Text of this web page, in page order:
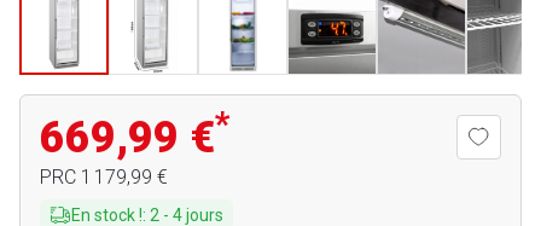
669,99 €*
PRC 1 179,99 €
En stock !: 2 - 4jours